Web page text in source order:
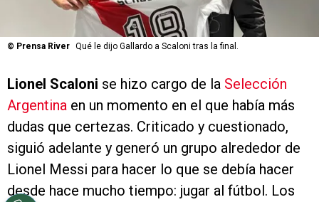
© Prensa River Qué le dijo Gallardo a Scaloni tras la final.
Lionel Scaloni se hizo cargo de la Selección
Argentina en un momento en el que había más
dudas que certezas. Criticado y cuestionado,
siguió adelante y generó un grupo alrededor de
Lionel Messi para hacer lo que se debía hacer
desde hace mucho tiempo: jugar al fútbol. Los